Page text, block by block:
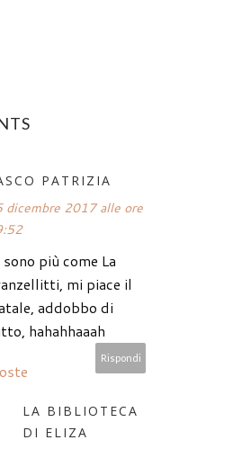
PATRIZIA
dicembre 2017 alle ore
sono più come La
mi piace il
addobbo di
hahahhaaah
Rispondi
LA BIBLIOTECA
DI ELIZA